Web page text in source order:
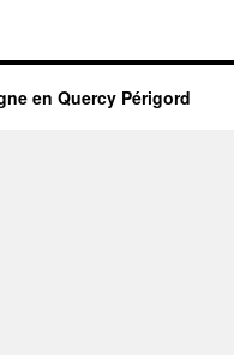
en Quercy Périgord